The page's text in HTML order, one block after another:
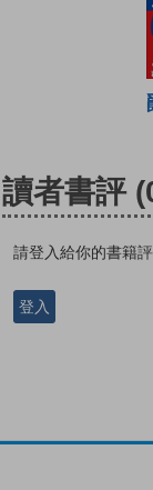
讀者書評
請登入給你的書籍
登入